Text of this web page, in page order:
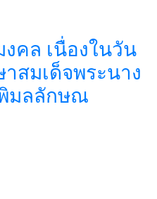
คล เนื่องในวัน
สมเด็จพระนาง
มลลักษณ